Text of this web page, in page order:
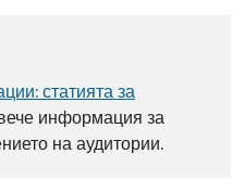
статията за
информация за
на аудитории.